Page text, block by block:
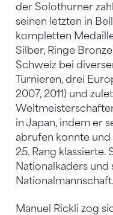
der Solothurner
seinen letzten in
kompletten
Silber, Ringe
Schweiz bei
Turnieren, drei
2007, 2011) und
in Japan, indem er
abrufen konnte und
25. Rang
Nationalkaders und
Nationalmannschaft.
Manuel Rickli zog